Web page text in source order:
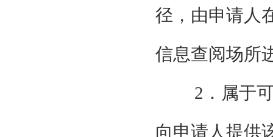
径，由申请人
信息查阅场所
2．属于
向申请人提供